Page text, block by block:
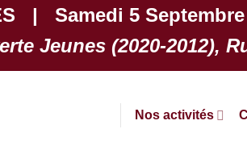
| Samedi 5
Jeunes (2020-2012),
Nos activités